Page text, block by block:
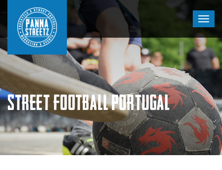
STREET FOOTBALL PORTUGAL